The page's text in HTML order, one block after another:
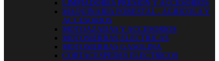
LIMPIADORES PRESION Y ACCESORIOS
MAQUINARIA FORESTAL - AGRICOLA Y
ACCESORIOS
MOTOAZADAS Y ACCESORIOS
MOTOSIERRAS ELECTRICAS
MOTOSIERRAS GASOLINA
CORTACESPEDES ELECTRICOS